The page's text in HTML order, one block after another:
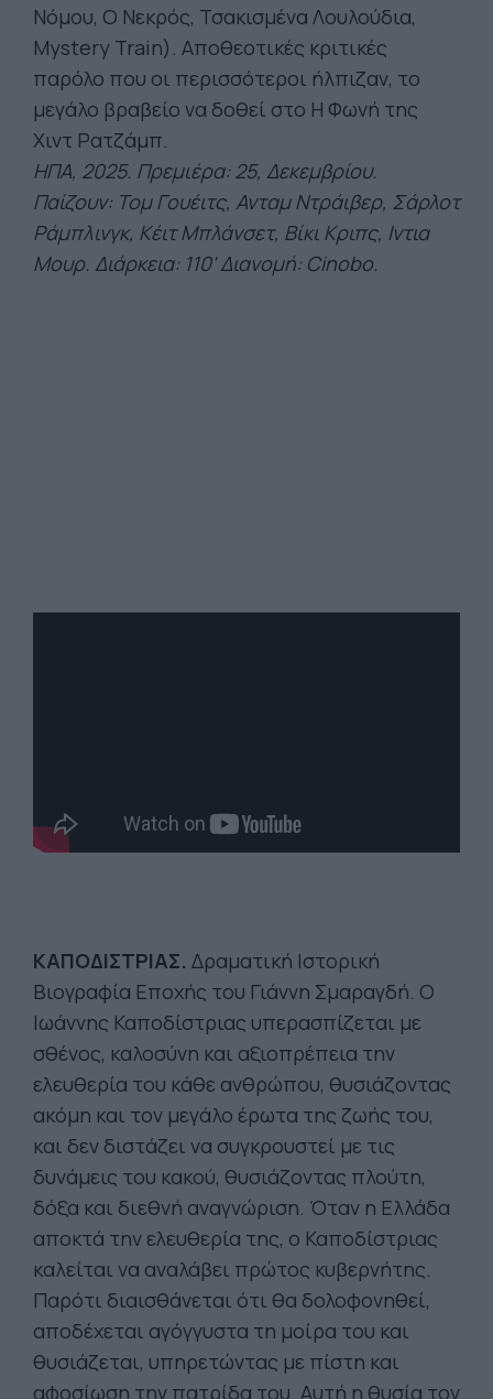
Νόμου, Ο Νεκρός, Τσακισμένα Λουλούδια,
Mystery Train). Αποθεοτικές κριτικές
παρόλο που οι περισσότεροι ήλπιζαν, το
μεγάλο βραβείο να δοθεί στο Η Φωνή της
Χιντ Ρατζάμπ.
ΗΠΑ, 2025. Πρεμιέρα: 25, Δεκεμβρίου.
Παίζουν: Τομ Γουέιτς, Ανταμ Ντράιβερ, Σάρλοτ
Ράμπλινγκ, Κέιτ Μπλάνσετ, Βίκι Κριπς, Ιντια
Μουρ. Διάρκεια: 110' Διανομή: Cinobo.
ΚΑΠΟΔΙΣΤΡΙΑΣ. Δραματική Ιστορική
Βιογραφία Εποχής του Γιάννη Σμαραγδή. Ο
Ιωάννης Καποδίστριας υπερασπίζεται με
σθένος, καλοσύνη και αξιοπρέπεια την
ελευθερία του κάθε ανθρώπου, θυσιάζοντας
ακόμη και τον μεγάλο έρωτα της ζωής του,
και δεν διστάζει να συγκρουστεί με τις
δυνάμεις του κακού, θυσιάζοντας πλούτη,
δόξα και διεθνή αναγνώριση. Όταν η Ελλάδα
αποκτά την ελευθερία της, ο Καποδίστριας
καλείται να αναλάβει πρώτος κυβερνήτης.
Παρότι διαισθάνεται ότι θα δολοφονηθεί,
αποδέχεται αγόγγυστα τη μοίρα του και
θυσιάζεται, υπηρετώντας με πίστη και
αφοσίωση την πατρίδα του. Αυτή η θυσία τον